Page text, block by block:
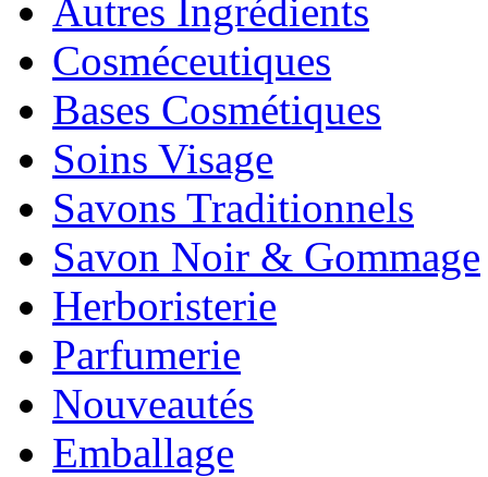
Autres Ingrédients
Cosméceutiques
Bases Cosmétiques
Soins Visage
Savons Traditionnels
Savon Noir & Gommage
Herboristerie
Parfumerie
Nouveautés
Emballage